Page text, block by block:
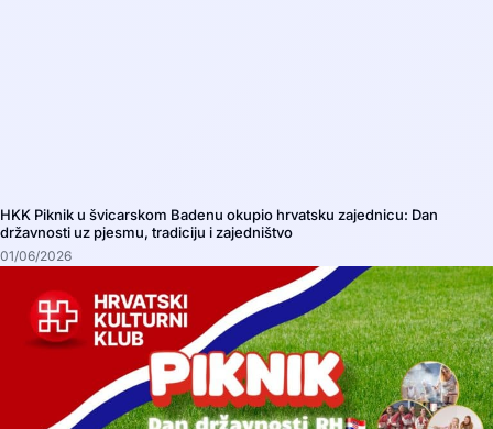
HKK Piknik u švicarskom Badenu okupio hrvatsku zajednicu: Dan
državnosti uz pjesmu, tradiciju i zajedništvo
01/06/2026